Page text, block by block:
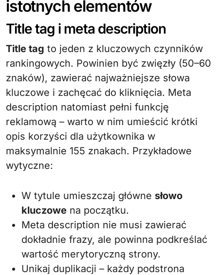
istotnych elementów
Title tag i meta description
Title tag to jeden z kluczowych czynników
rankingowych. Powinien być zwięzły (50–60
znaków), zawierać najważniejsze słowa
kluczowe i zachęcać do kliknięcia. Meta
description natomiast pełni funkcję
reklamową – warto w nim umieścić krótki
opis korzyści dla użytkownika w
maksymalnie 155 znakach. Przykładowe
wytyczne:
W tytule umieszczaj główne słowo
kluczowe na początku.
Meta description nie musi zawierać
dokładnie frazy, ale powinna podkreślać
wartość merytoryczną strony.
Unikaj duplikacji – każdy podstrona